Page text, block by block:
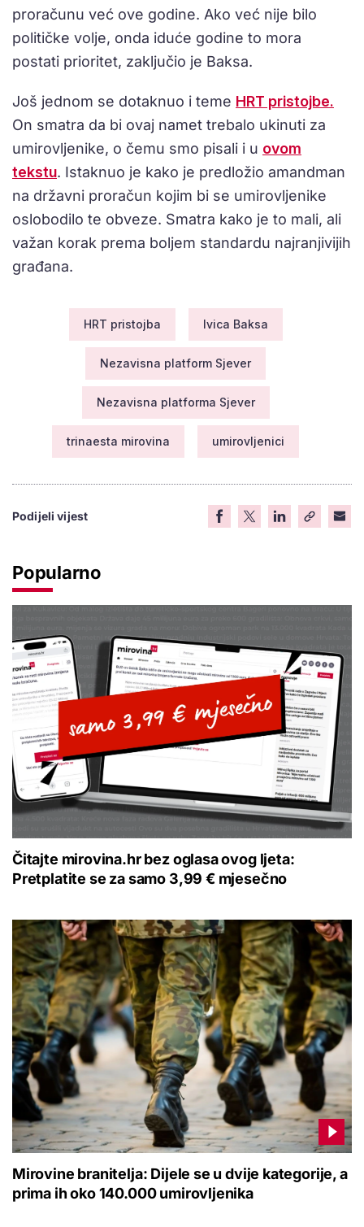
proračunu već ove godine. Ako već nije bilo
političke volje, onda iduće godine to mora
postati prioritet, zaključio je Baksa.
Još jednom se dotaknuo i teme HRT pristojbe.
On smatra da bi ovaj namet trebalo ukinuti za
umirovljenike, o čemu smo pisali i u ovom
tekstu. Istaknuo je kako je predložio amandman
na državni proračun kojim bi se umirovljenike
oslobodilo te obveze. Smatra kako je to mali, ali
važan korak prema boljem standardu najranjivijih
građana.
HRT pristojba Ivica Baksa
Nezavisna platform Sjever
Nezavisna platforma Sjever
trinaesta mirovina umirovljenici
Podijeli vijest
Popularno
Čitajte mirovina.hr bez oglasa ovog ljeta:
Pretplatite se za samo 3,99 € mjesečno
Mirovine branitelja: Dijele se u dvije kategorije, a
prima ih oko 140.000 umirovljenika